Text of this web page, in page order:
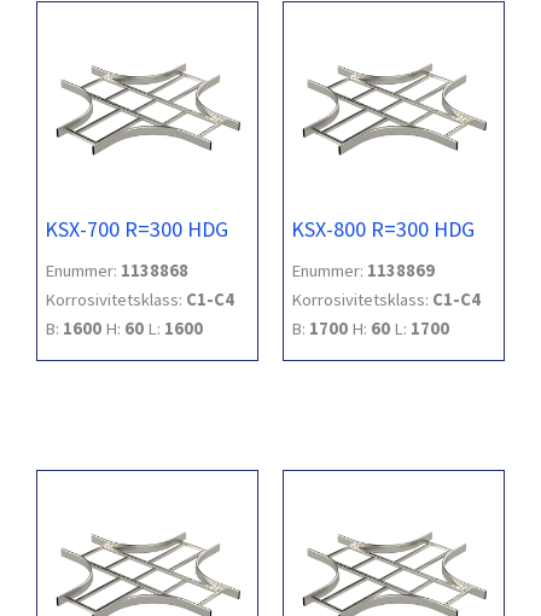
KSX-700 R=300 HDG
Enummer: 1138868
Korrosivitetsklass: C1-C4
B: 1600 H: 60 L: 1600
KSX-800 R=300 HDG
Enummer: 1138869
Korrosivitetsklass: C1-C4
B: 1700 H: 60 L: 1700